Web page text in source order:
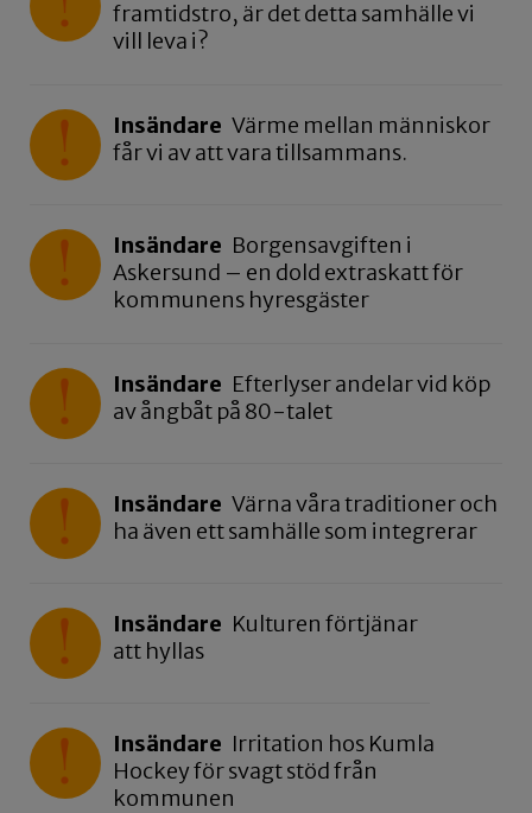
framtidstro, är det detta samhälle vi
vill leva i?
Insändare Värme mellan människor
får vi av att vara tillsammans.
Insändare Borgensavgiften i
Askersund – en dold extraskatt för
kommunens hyresgäster
Insändare Efterlyser andelar vid köp
av ångbåt på 80-talet
Insändare Värna våra traditioner och
ha även ett samhälle som integrerar
Insändare Kulturen förtjänar
att hyllas
Insändare Irritation hos Kumla
Hockey för svagt stöd från
kommunen